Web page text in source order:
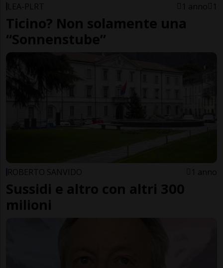
LEA-PLRT 1 anno 1
Ticino? Non solamente una
“Sonnenstube”
ROBERTO SANVIDO 1 anno
Sussidi e altro con altri 300
milioni